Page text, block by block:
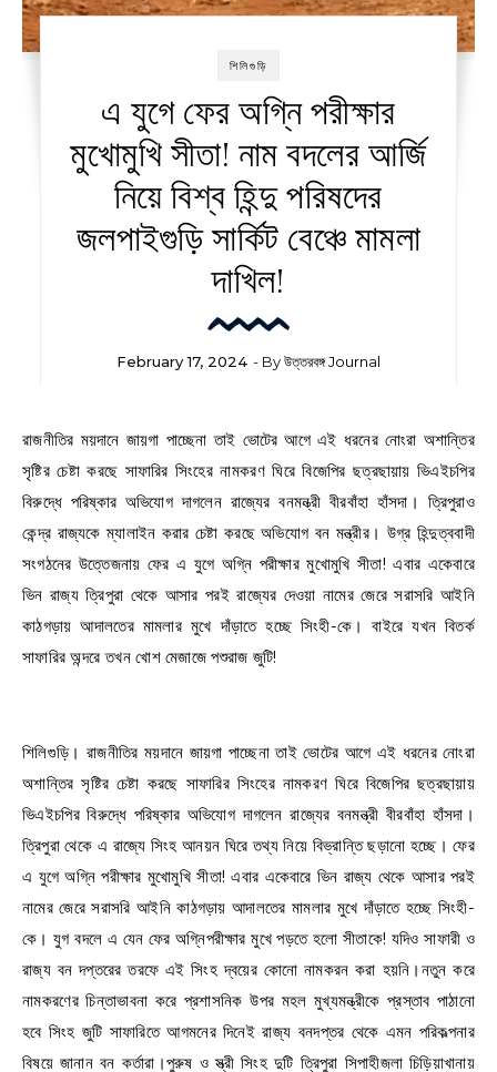
শিলিগুড়ি
এ যুগে ফের অগ্নি পরীক্ষার
মুখোমুখি সীতা! নাম বদলের আর্জি
নিয়ে বিশ্ব হিন্দু পরিষদের
জলপাইগুড়ি সার্কিট বেঞ্চে মামলা
দাখিল!
February 17, 2024 - Byউত্তরবঙ্গ Journal
রাজনীতির ময়দানে জায়গা পাচ্ছেনা তাই ভোটের আগে এই ধরনের নোংরা অশান্তির
সৃষ্টির চেষ্টা করছে সাফারির সিংহের নামকরণ ঘিরে বিজেপির ছত্রছায়ায় ভিএইচপির
বিরুদ্ধে পরিষ্কার অভিযোগ দাগলেন রাজ্যের বনমন্ত্রী বীরবাঁহা হাঁসদা। ত্রিপুরাও
কেন্দ্র রাজ্যকে ম্যালাইন করার চেষ্টা করছে অভিযোগ বন মন্ত্রীর। উগ্র হিন্দুত্ববাদী
সংগঠনের উত্তেজনায় ফের এ যুগে অগ্নি পরীক্ষার মুখোমুখি সীতা! এবার একেবারে
ভিন রাজ্য ত্রিপুরা থেকে আসার পরই রাজ্যের দেওয়া নামের জেরে সরাসরি আইনি
কাঠগড়ায় আদালতের মামলার মুখে দাঁড়াতে হচ্ছে সিংহী-কে। বাইরে যখন বিতর্ক
সাফারির অন্দরে তখন খোশ মেজাজে পশুরাজ জুটি!
শিলিগুড়ি। রাজনীতির ময়দানে জায়গা পাচ্ছেনা তাই ভোটের আগে এই ধরনের নোংরা
অশান্তির সৃষ্টির চেষ্টা করছে সাফারির সিংহের নামকরণ ঘিরে বিজেপির ছত্রছায়ায়
ভিএইচপির বিরুদ্ধে পরিষ্কার অভিযোগ দাগলেন রাজ্যের বনমন্ত্রী বীরবাঁহা হাঁসদা।
ত্রিপুরা থেকে এ রাজ্যে সিংহ আনয়ন ঘিরে তথ্য নিয়ে বিভ্রান্তি ছড়ানো হচ্ছে। ফের
এ যুগে অগ্নি পরীক্ষার মুখোমুখি সীতা! এবার একেবারে ভিন রাজ্য থেকে আসার পরই
নামের জেরে সরাসরি আইনি কাঠগড়ায় আদালতের মামলার মুখে দাঁড়াতে হচ্ছে সিংহী-
কে। যুগ বদলে এ যেন ফের অগ্নিপরীক্ষার মুখে পড়তে হলো সীতাকে! যদিও সাফারী ও
রাজ্য বন দপ্তরের তরফে এই সিংহ দ্বয়ের কোনো নামকরন করা হয়নি।নতুন করে
নামকরণের চিন্তাভাবনা করে প্রশাসনিক উপর মহল মুখ্যমন্ত্রীকে প্রস্তাব পাঠানো
হবে সিংহ জুটি সাফারিতে আগমনের দিনেই রাজ্য বনদপ্তর থেকে এমন পরিকল্পনার
বিষয়ে জানান বন কর্তারা।পুরুষ ও স্ত্রী সিংহ দুটি ত্রিপুরা সিপাহীজলা চিড়িয়াখানায়